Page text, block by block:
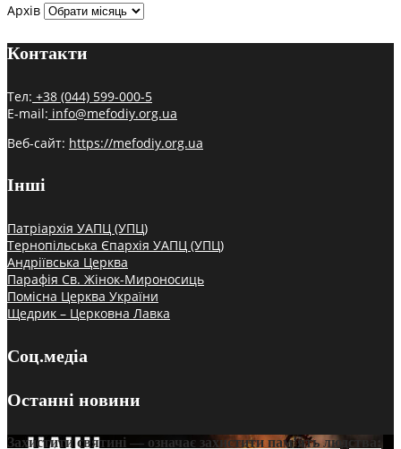
Архів
Контакти
Тел: +38 (044) 599-000-5
E-mail: info@mefodiy.org.ua
Веб-сайт: https://mefodiy.org.ua
Інші
Патріархія УАПЦ (УПЦ)
Тернопільська Єпархія УАПЦ (УПЦ)
Андріївська Церква
Парафія Св. Жінок-Мироносиць
Помісна Церква України
Щедрик – Церковна Лавка
Соц.медіа
Останні новини
Захистити святині — означає захистити пам’ять людства: